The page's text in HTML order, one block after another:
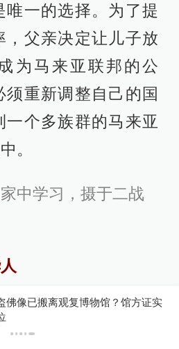
唯一的选择。为了提
，父亲决定让儿子放
为马来亚联邦的公
须重新调整自己的国
一个多族群的马来亚
。
中学习，摄于二战
常常需要对词汇加以
在海外，获得了居住
你有权知道更多
方证实